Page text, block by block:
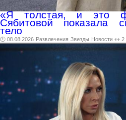
«Я толстая, и это
Сябитовой показала
тело
🕑 08.08.2026 Развлечения Звезды Новости 👀 2